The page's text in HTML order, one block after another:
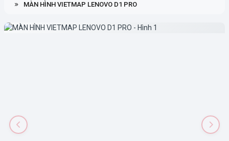
MÀN HÌNH VIETMAP LENOVO D1 PRO